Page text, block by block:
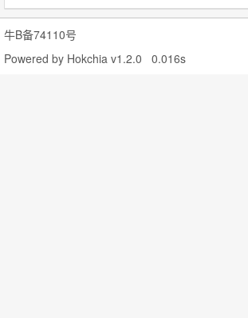
牛B备74110号
Powered by Hokchia v1.2.0 0.016s